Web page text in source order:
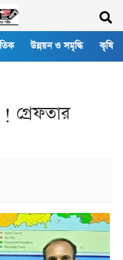
উন্নয়ন ও সমৃদ্ধি কৃষি
! গ্রেফতার